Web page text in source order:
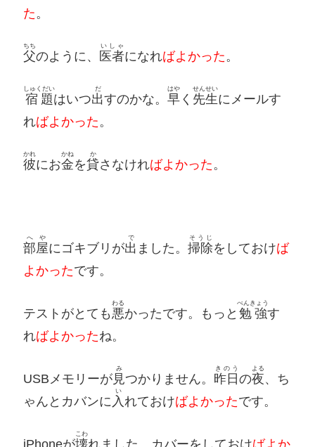
た 。
父
ちち
のように、 医者
いしゃ
になればよかった 。
宿題
しゅくだい
はいつ出
だ
すのかな。早
はや
く 先生
せんせい
にメールす
ればよかった。
彼
かれ
にお金
かね
を貸
か
さなければよかった。
部屋
へや
にゴキブリが出
で
ました。掃除
そうじ
をしておけば
よかったです。
テストがとても 悪
わる
かったです。もっと 勉強
べんきょう
す
ればよかったね。
USBメモリーが見
み
つかりません。 昨日
きのう
の夜
よる
、ち
ゃんとカバンに入
い
れておけばよかったです。
こわ